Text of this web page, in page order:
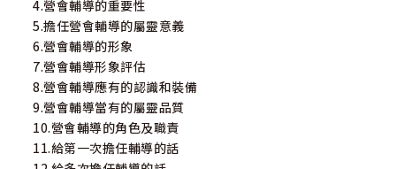
4.營會輔導的重要性
5.擔任營會輔導的屬靈意義
6.營會輔導的形象
7.營會輔導形象評估
8.營會輔導應有的認識和裝備
9.營會輔導當有的屬靈品質
10.營會輔導的角色及職責
11.給第一次擔任輔導的話